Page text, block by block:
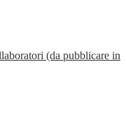
(da pubblicare in